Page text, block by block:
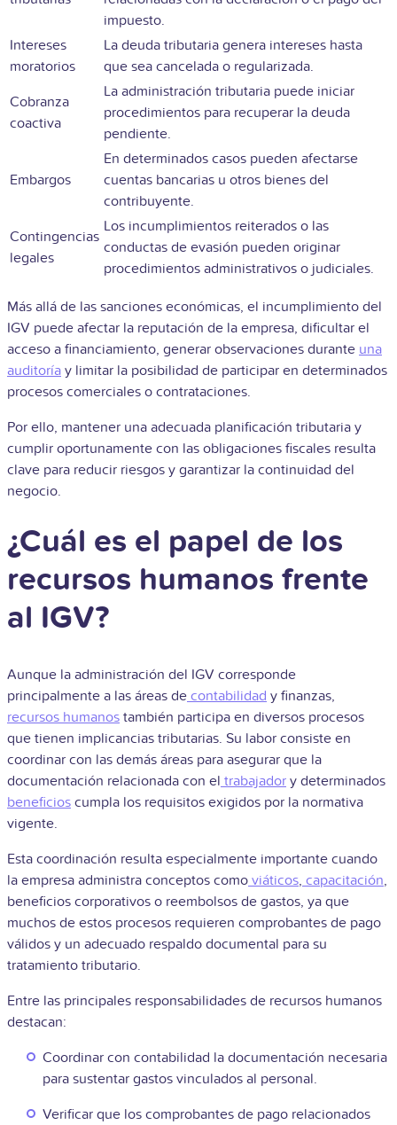
impuesto.
Intereses
moratorios
La deuda tributaria genera intereses hasta
que sea cancelada o regularizada.
Cobranza
coactiva
La administración tributaria puede iniciar
procedimientos para recuperar la deuda
pendiente.
Embargos
En determinados casos pueden afectarse
cuentas bancarias u otros bienes del
contribuyente.
Contingencias
legales
Los incumplimientos reiterados o las
conductas de evasión pueden originar
procedimientos administrativos o judiciales.
Más allá de las sanciones económicas, el incumplimiento del
IGV puede afectar la reputación de la empresa, dificultar el
acceso a financiamiento, generar observaciones durante una
auditoría y limitar la posibilidad de participar en determinados
procesos comerciales o contrataciones.
Por ello, mantener una adecuada planificación tributaria y
cumplir oportunamente con las obligaciones fiscales resulta
clave para reducir riesgos y garantizar la continuidad del
negocio.
¿Cuál es el papel de los
recursos humanos frente
al IGV?
Aunque la administración del IGV corresponde
principalmente a las áreas de contabilidad y finanzas,
recursos humanos también participa en diversos procesos
que tienen implicancias tributarias. Su labor consiste en
coordinar con las demás áreas para asegurar que la
documentación relacionada con el trabajador y determinados
beneficios cumpla los requisitos exigidos por la normativa
vigente.
Esta coordinación resulta especialmente importante cuando
la empresa administra conceptos como viáticos, capacitación,
beneficios corporativos o reembolsos de gastos, ya que
muchos de estos procesos requieren comprobantes de pago
válidos y un adecuado respaldo documental para su
tratamiento tributario.
Entre las principales responsabilidades de recursos humanos
destacan:
Coordinar con contabilidad la documentación necesaria
para sustentar gastos vinculados al personal.
Verificar que los comprobantes de pago relacionados